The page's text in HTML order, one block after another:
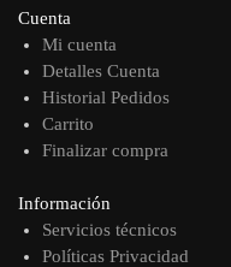
Cuenta
Mi cuenta
Detalles Cuenta
Historial Pedidos
Carrito
Finalizar compra
Información
Servicios técnicos
Políticas Privacidad